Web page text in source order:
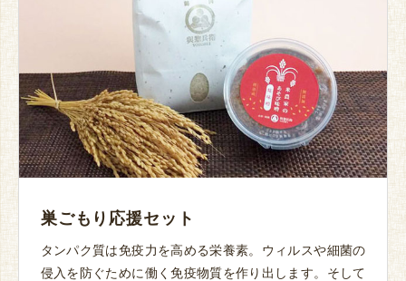
巣ごもり応援セット
タンパク質は免疫力を高める栄養素。ウィルスや細菌の
侵入を防ぐために働く免疫物質を作り出します。そして